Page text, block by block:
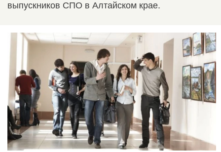
выпускников СПО в Алтайском крае.